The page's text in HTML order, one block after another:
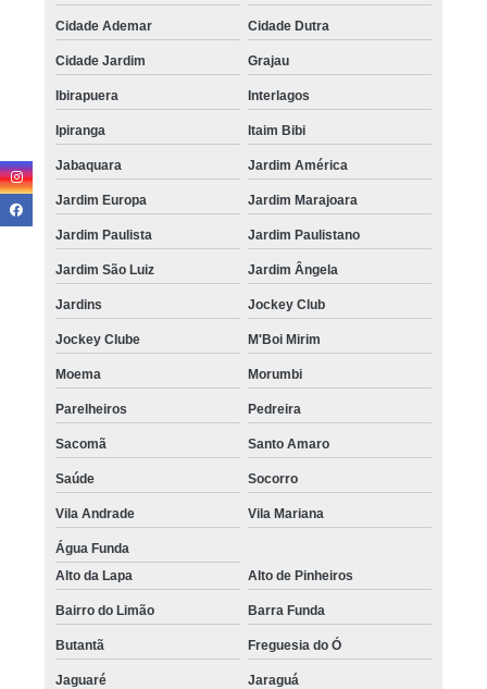
Cidade Ademar Cidade Dutra
Cidade Jardim Grajau
Ibirapuera Interlagos
Ipiranga Itaim Bibi
Jabaquara Jardim América
Jardim Europa Jardim Marajoara
Jardim Paulista Jardim Paulistano
Jardim São Luiz Jardim Ângela
Jardins Jockey Club
Jockey Clube M'Boi Mirim
Moema Morumbi
Parelheiros Pedreira
Sacomã Santo Amaro
Saúde Socorro
Vila Andrade Vila Mariana
Água Funda
Alto da Lapa
Alto de Pinheiros
Bairro do Limão Barra Funda
Butantã Freguesia do Ó
Jaguaré Jaraguá